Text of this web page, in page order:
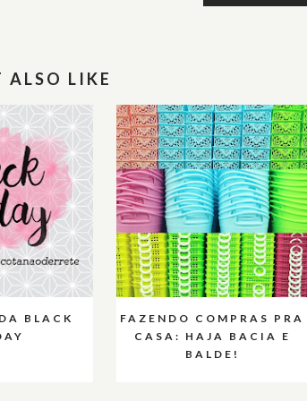
ALSO LIKE
BLACK
FAZENDO COMPRAS PRA
CASA: HAJA BACIA E
BALDE!